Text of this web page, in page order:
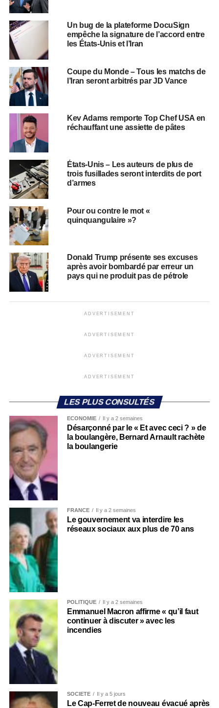
Un bug de la plateforme DocuSign
empêche la signature de l’accord entre
les États-Unis et l’Iran
Coupe du Monde – Tous les matchs de
l’Iran seront arbitrés par JD Vance
Kev Adams remporte Top Chef USA en
réchauffant une assiette de pâtes
États-Unis – Les auteurs de plus de
trois fusillades seront interdits de port
d’armes
Pour ou contre le mot «
quinquangulaire »?
Donald Trump présente ses excuses
après avoir bombardé par erreur un
pays qui ne produit pas de pétrole
ADVERTISEMENT
ADVERTISEMENT
ADVERTISEMENT
ADVERTISEMENT
LES PLUS CONSULTÉS
ECONOMIE Il y a 2 semaines
Désarçonné par le « Et avec ceci ? » de
la boulangère, Bernard Arnault rachète
la boulangerie
FRANCE Il y a 2 semaines
Le gouvernement va interdire les
réseaux sociaux aux plus de 70 ans
POLITIQUE Il y a 2 semaines
Emmanuel Macron affirme « qu’il faut
continuer à discuter » avec les
incendies
SOCIÉTÉ Il y a 5 jours
Le Cap-Ferret de nouveau évacué après